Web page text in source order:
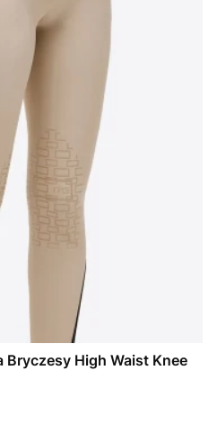
Bryczesy High Waist Knee